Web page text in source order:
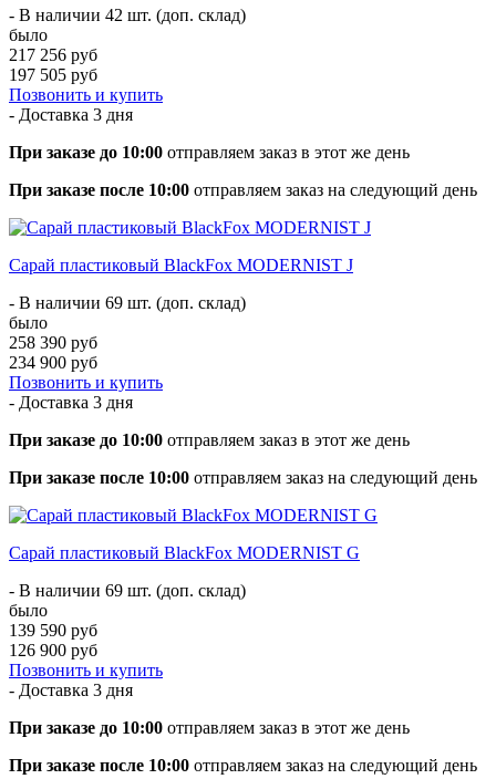
- В наличии 42 шт. (доп. склад)
было
217 256 руб
197 505 руб
Позвонить и купить
- Доставка 3 дня
При заказе до 10:00 отправляем заказ в этот же день
При заказе после 10:00 отправляем заказ на следующий день
Сарай пластиковый BlackFox MODERNIST J
- В наличии 69 шт. (доп. склад)
было
258 390 руб
234 900 руб
Позвонить и купить
- Доставка 3 дня
При заказе до 10:00 отправляем заказ в этот же день
При заказе после 10:00 отправляем заказ на следующий день
Сарай пластиковый BlackFox MODERNIST G
- В наличии 69 шт. (доп. склад)
было
139 590 руб
126 900 руб
Позвонить и купить
- Доставка 3 дня
При заказе до 10:00 отправляем заказ в этот же день
При заказе после 10:00 отправляем заказ на следующий день